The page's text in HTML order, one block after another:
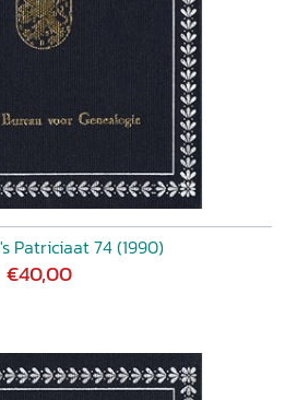
Patriciaat 74 (1990)
€40,00